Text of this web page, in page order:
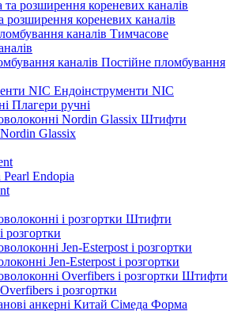
розширення кореневих каналів
Тимчасове
Постійне пломбування
Ендоінструменти NIC
Плагери ручні
Штифти
Glassix
Pearl Endopia
Штифти
розгортки
Jen-Esterpost і розгортки
Штифти
і розгортки